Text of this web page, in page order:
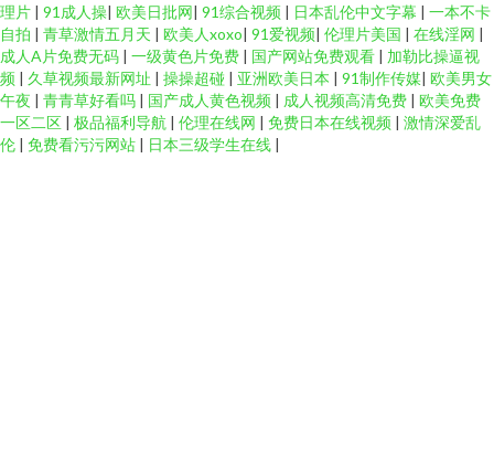
理片 | 91成人操| 欧美日批网| 91综合视频 | 日本乱伦中文字幕 | 一本不卡
自拍 | 青草激情五月天 | 欧美人xoxo| 91爱视频| 伦理片美国 | 在线淫网 |
成人A片免费无码 | 一级黄色片免费 | 国产网站免费观看 | 加勒比操逼视
频 | 久草视频最新网址 | 操操超碰 | 亚洲欧美日本 | 91制作传媒| 欧美男女
午夜 | 青青草好看吗 | 国产成人黄色视频 | 成人视频高清免费 | 欧美免费
一区二区 | 极品福利导航 | 伦理在线网 | 免费日本在线视频 | 激情深爱乱
伦 | 免费看污污网站 | 日本三级学生在线 |